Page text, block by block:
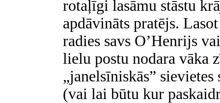
rotaļīgi lasāmu stāstu
apdāvināts pratējs.
radies savs O’Henrijs
lielu postu nodara vāka
„janelsīniskās”
(vai lai būtu kur